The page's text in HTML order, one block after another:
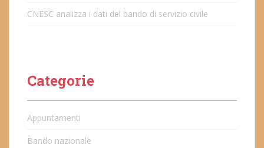
CNESC analizza i dati del bando di servizio civile
Categorie
Appuntamenti
Bando nazionale